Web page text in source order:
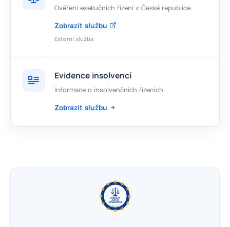
Ověření exekučních řízení v České republice.
Zobrazit službu
Externí služba
Evidence insolvencí
Informace o insolvenčních řízeních.
Zobrazit službu